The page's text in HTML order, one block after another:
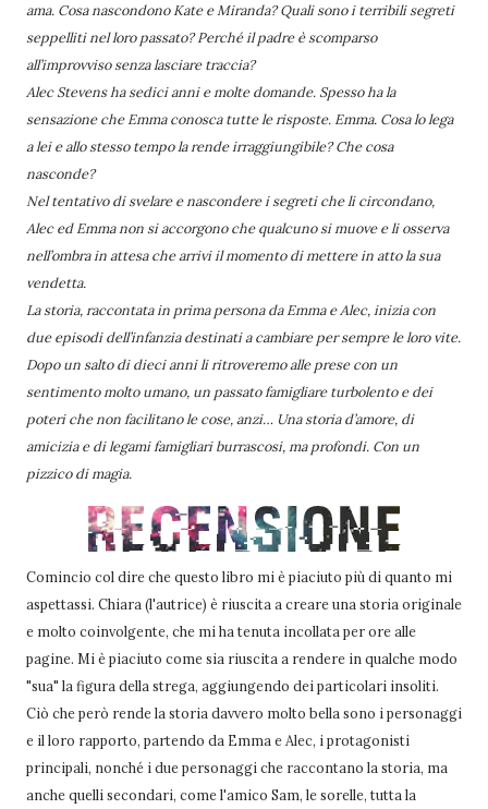
ama. Cosa nascondono Kate e Miranda? Quali sono i terribili segreti
seppelliti nel loro passato? Perché il padre è scomparso
all’improvviso senza lasciare traccia?
Alec Stevens ha sedici anni e molte domande. Spesso ha la
sensazione che Emma conosca tutte le risposte. Emma. Cosa lo lega
a lei e allo stesso tempo la rende irraggiungibile? Che cosa
nasconde?
Nel tentativo di svelare e nascondere i segreti che li circondano,
Alec ed Emma non si accorgono che qualcuno si muove e li osserva
nell’ombra in attesa che arrivi il momento di mettere in atto la sua
vendetta.
La storia, raccontata in prima persona da Emma e Alec, inizia con
due episodi dell’infanzia destinati a cambiare per sempre le loro vite.
Dopo un salto di dieci anni li ritroveremo alle prese con un
sentimento molto umano, un passato famigliare turbolento e dei
poteri che non facilitano le cose, anzi… Una storia d’amore, di
amicizia e di legami famigliari burrascosi, ma profondi. Con un
pizzico di magia.
Comincio col dire che questo libro mi è piaciuto più di quanto mi
aspettassi. Chiara (l'autrice) è riuscita a creare una storia originale
e molto coinvolgente, che mi ha tenuta incollata per ore alle
pagine. Mi è piaciuto come sia riuscita a rendere in qualche modo
"sua" la figura della strega, aggiungendo dei particolari insoliti.
Ciò che però rende la storia davvero molto bella sono i personaggi
e il loro rapporto, partendo da Emma e Alec, i protagonisti
principali, nonché i due personaggi che raccontano la storia, ma
anche quelli secondari, come l'amico Sam, le sorelle, tutta la